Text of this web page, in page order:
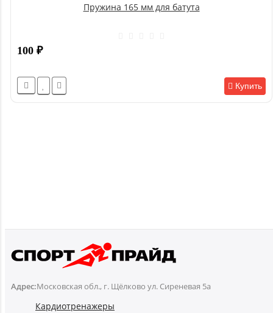
Пружина 165 мм для батута
100 ₽
Купить
Адрес:Московская обл., г. Щёлково ул. Сиреневая 5а
Кардиотренажеры